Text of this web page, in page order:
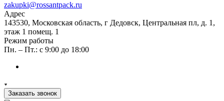
zakupki@rossantpack.ru
Адрес
143530, Московская область, г Дедовск, Центральная пл, д. 1,
этаж 1 помещ. 1
Режим работы
Пн. – Пт.: с 9:00 до 18:00
Заказать звонок